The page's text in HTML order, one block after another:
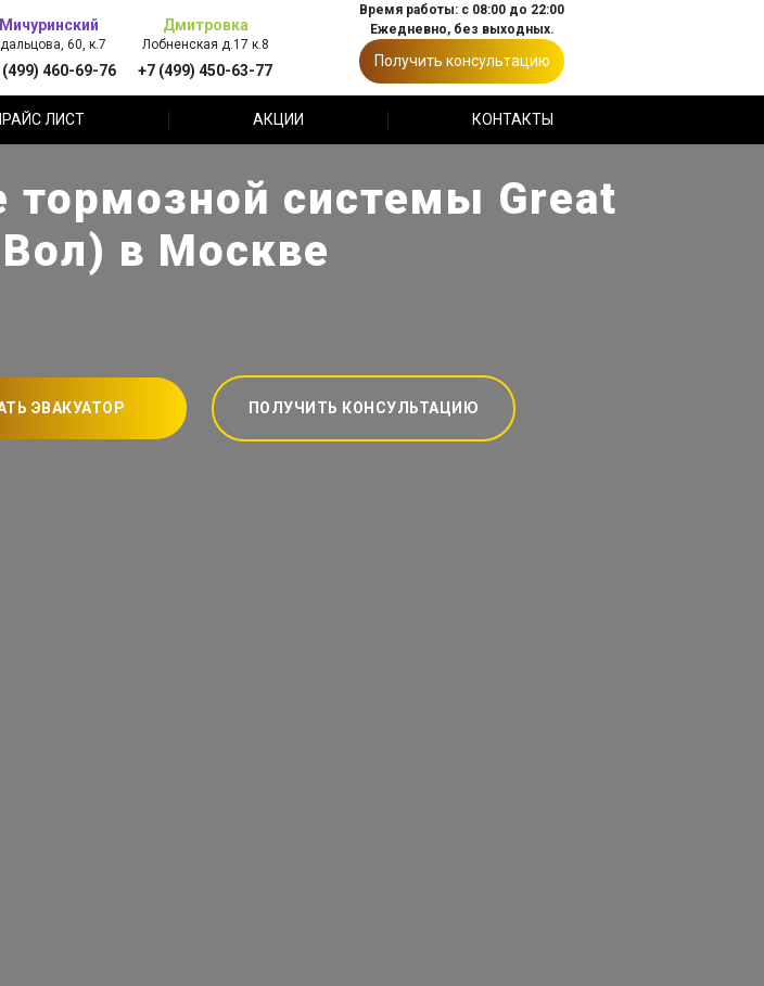
Мичуринский
60, к.7
(499) 460-69-76
Дмитровка
Лобненская д.17 к.8
+7 (499) 450-63-77
Время работы: с 08:00 до 22:00
Ежедневно, без выходных.
Получить консультацию
ЛИСТ АКЦИИ КОНТАКТЫ
системы Great
в Москве
ЭВАКУАТОР ПОЛУЧИТЬ КОНСУЛЬТАЦИЮ